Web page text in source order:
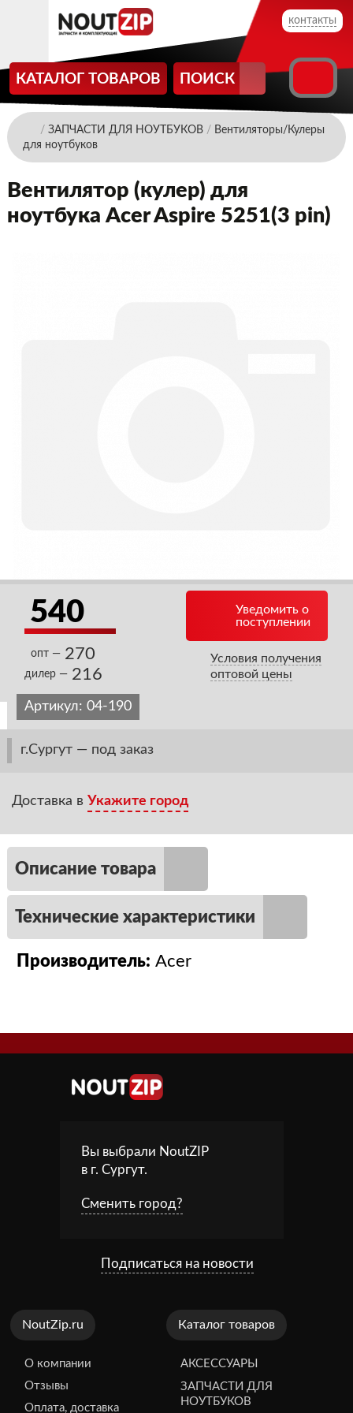
контакты
КАТАЛОГ ТОВАРОВ ПОИСК
/ ЗАПЧАСТИ ДЛЯ НОУТБУКОВ/ Вентиляторы/Кулеры
для ноутбуков
Вентилятор (кулер) для
ноутбука Acer Aspire 5251(3 pin)
540
опт — 270
дилер — 216
Уведомить о
поступлении
Условия получения
оптовой цены
Артикул: 04-190
г.Сургут — под заказ
Доставка в Укажите город
Описание товара
Технические характеристики
Производитель: Acer
Вы выбрали NoutZIP
в г.Сургут.
Сменить город?
Подписаться на новости
NoutZip.ru
О компании
Отзывы
Оплата, доставка
Каталог товаров
АКСЕССУАРЫ
ЗАПЧАСТИ ДЛЯ
НОУТБУКОВ